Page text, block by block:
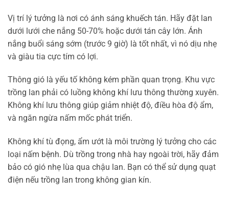
Vị trí lý tưởng là nơi có ánh sáng khuếch tán. Hãy đặt lan
dưới lưới che nắng 50-70% hoặc dưới tán cây lớn. Ánh
nắng buổi sáng sớm (trước 9 giờ) là tốt nhất, vì nó dịu nhẹ
và giàu tia cực tím có lợi.
Thông gió là yếu tố không kém phần quan trọng. Khu vực
trồng lan phải có luồng không khí lưu thông thường xuyên.
Không khí lưu thông giúp giảm nhiệt độ, điều hòa độ ẩm,
và ngăn ngừa nấm mốc phát triển.
Không khí tù đọng, ẩm ướt là môi trường lý tưởng cho các
loại nấm bệnh. Dù trồng trong nhà hay ngoài trời, hãy đảm
bảo có gió nhẹ lùa qua chậu lan. Bạn có thể sử dụng quạt
điện nếu trồng lan trong không gian kín.